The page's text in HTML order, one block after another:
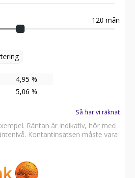
120 mån
4,95 %
5,06 %
Så har vi räknat
Räntan är indikativ, hör med
Kontantinsatsen måste vara